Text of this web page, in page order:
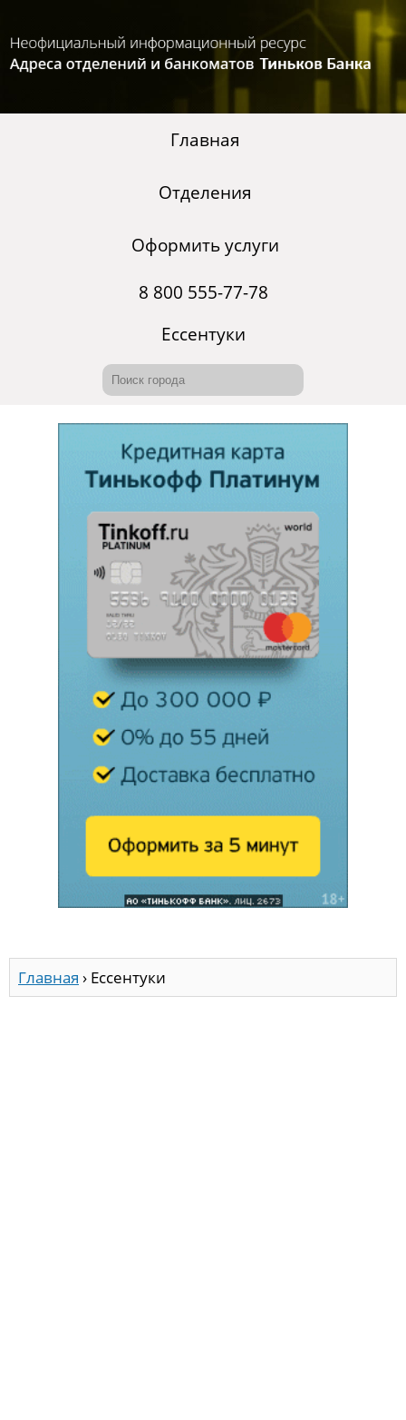
Главная
Отделения
Оформить услуги
8 800 555-77-78
Ессентуки
Главная › Ессентуки